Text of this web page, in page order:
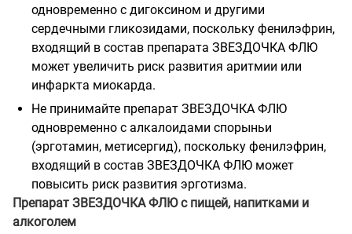
одновременно с дигоксином и другими
сердечными гликозидами, поскольку фенилэфрин,
входящий в состав препарата ЗВЕЗДОЧКА ФЛЮ
может увеличить риск развития аритмии или
инфаркта миокарда.
Не принимайте препарат ЗВЕЗДОЧКА ФЛЮ
одновременно с алкалоидами спорыньи
(эрготамин, метисергид), поскольку фенилэфрин,
входящий в состав ЗВЕЗДОЧКА ФЛЮ может
повысить риск развития эрготизма.
Препарат ЗВЕЗДОЧКА ФЛЮ с пищей, напитками и
алкоголем